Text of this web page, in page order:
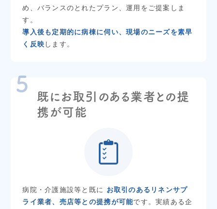
め、バランスのとれたプラン、運用をご提案しま
す。
導入後も定期的に病棟に伺い、現場のニーズを素早
く反映 します。
既にお取引のある業者との提
携が可能
病院・介護施設等と既に お取引のあるリネンサプ
ライ業者、売店等との提携が可能です。実績ある企